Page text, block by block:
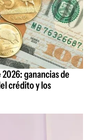
ganancias de
crédito y los